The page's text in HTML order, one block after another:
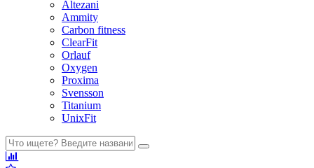
Altezani
Ammity
Carbon fitness
ClearFit
Orlauf
Oxygen
Proxima
Svensson
Titanium
UnixFit